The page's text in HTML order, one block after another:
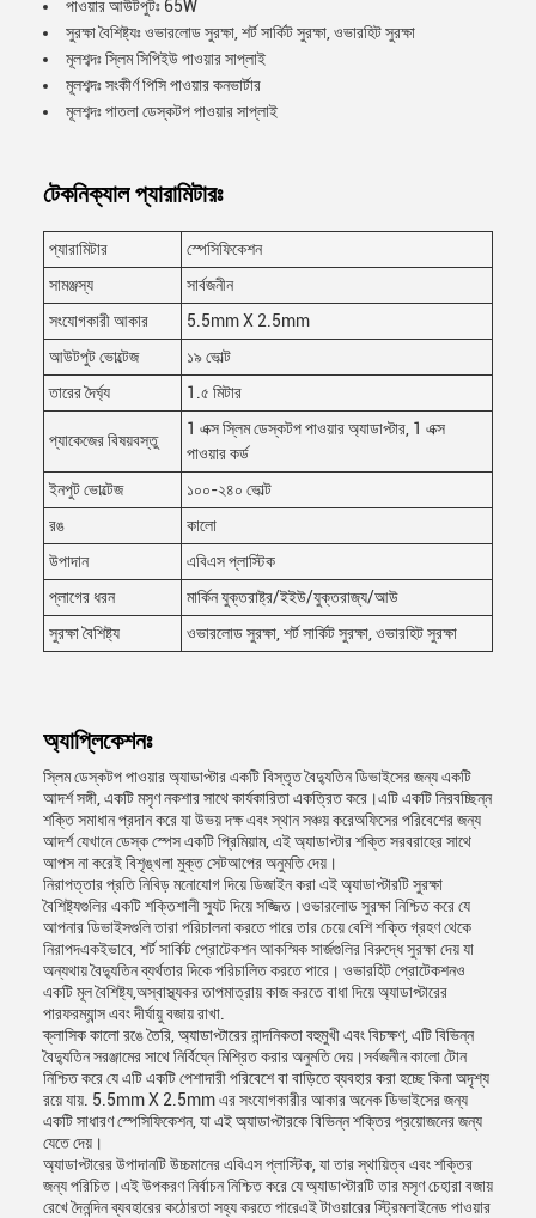
পাওয়ার আউটপুটঃ 65W
সুরক্ষা বৈশিষ্ট্যঃ ওভারলোড সুরক্ষা, শর্ট সার্কিট সুরক্ষা, ওভারহিট সুরক্ষা
মূলশব্দঃ স্লিম সিপিইউ পাওয়ার সাপ্লাই
মূলশব্দঃ সংকীর্ণ পিসি পাওয়ার কনভার্টার
মূলশব্দঃ পাতলা ডেস্কটপ পাওয়ার সাপ্লাই
টেকনিক্যাল প্যারামিটারঃ
প্যারামিটার
স্পেসিফিকেশন
সামঞ্জস্য
সার্বজনীন
সংযোগকারী আকার
5.5mm X 2.5mm
আউটপুট ভোল্টেজ
১৯ ভোল্ট
তারের দৈর্ঘ্য
1.৫ মিটার
প্যাকেজের বিষয়বস্তু
1 এক্স স্লিম ডেস্কটপ পাওয়ার অ্যাডাপ্টার, 1 এক্স
পাওয়ার কর্ড
ইনপুট ভোল্টেজ
১০০-২৪০ ভোল্ট
রঙ
কালো
উপাদান
এবিএস প্লাস্টিক
প্লাগের ধরন
মার্কিন যুক্তরাষ্ট্র/ইইউ/যুক্তরাজ্য/আউ
সুরক্ষা বৈশিষ্ট্য
ওভারলোড সুরক্ষা, শর্ট সার্কিট সুরক্ষা, ওভারহিট সুরক্ষা
অ্যাপ্লিকেশনঃ
স্লিম ডেস্কটপ পাওয়ার অ্যাডাপ্টার একটি বিস্তৃত বৈদ্যুতিন ডিভাইসের জন্য একটি
আদর্শ সঙ্গী, একটি মসৃণ নকশার সাথে কার্যকারিতা একত্রিত করে।এটি একটি নিরবচ্ছিন্ন
শক্তি সমাধান প্রদান করে যা উভয় দক্ষ এবং স্থান সঞ্চয় করেঅফিসের পরিবেশের জন্য
আদর্শ যেখানে ডেস্ক স্পেস একটি প্রিমিয়াম, এই অ্যাডাপ্টার শক্তি সরবরাহের সাথে
আপস না করেই বিশৃঙ্খলা মুক্ত সেটআপের অনুমতি দেয়।
নিরাপত্তার প্রতি নিবিড় মনোযোগ দিয়ে ডিজাইন করা এই অ্যাডাপ্টারটি সুরক্ষা
বৈশিষ্ট্যগুলির একটি শক্তিশালী স্যুট দিয়ে সজ্জিত।ওভারলোড সুরক্ষা নিশ্চিত করে যে
আপনার ডিভাইসগুলি তারা পরিচালনা করতে পারে তার চেয়ে বেশি শক্তি গ্রহণ থেকে
নিরাপদএকইভাবে, শর্ট সার্কিট প্রোটেকশন আকস্মিক সার্জগুলির বিরুদ্ধে সুরক্ষা দেয় যা
অন্যথায় বৈদ্যুতিন ব্যর্থতার দিকে পরিচালিত করতে পারে। ওভারহিট প্রোটেকশনও
একটি মূল বৈশিষ্ট্য,অস্বাস্থ্যকর তাপমাত্রায় কাজ করতে বাধা দিয়ে অ্যাডাপ্টারের
পারফরম্যান্স এবং দীর্ঘায়ু বজায় রাখা.
ক্লাসিক কালো রঙে তৈরি, অ্যাডাপ্টারের নান্দনিকতা বহুমুখী এবং বিচক্ষণ, এটি বিভিন্ন
বৈদ্যুতিন সরঞ্জামের সাথে নির্বিঘ্নে মিশ্রিত করার অনুমতি দেয়।সর্বজনীন কালো টোন
নিশ্চিত করে যে এটি একটি পেশাদারী পরিবেশে বা বাড়িতে ব্যবহার করা হচ্ছে কিনা অদৃশ্য
রয়ে যায়. 5.5mm X 2.5mm এর সংযোগকারীর আকার অনেক ডিভাইসের জন্য
একটি সাধারণ স্পেসিফিকেশন, যা এই অ্যাডাপ্টারকে বিভিন্ন শক্তির প্রয়োজনের জন্য
যেতে দেয়।
অ্যাডাপ্টারের উপাদানটি উচ্চমানের এবিএস প্লাস্টিক, যা তার স্থায়িত্ব এবং শক্তির
জন্য পরিচিত।এই উপকরণ নির্বাচন নিশ্চিত করে যে অ্যাডাপ্টারটি তার মসৃণ চেহারা বজায়
রেখে দৈনন্দিন ব্যবহারের কঠোরতা সহ্য করতে পারেএই টাওয়ারের স্ট্রিমলাইনেড পাওয়ার